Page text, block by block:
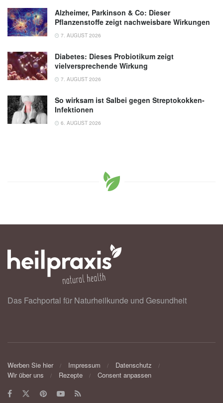
Alzheimer, Parkinson & Co: Dieser
Pflanzenstoffe zeigt nachweisbare Wirkungen
7. AUGUST 2026
Diabetes: Dieses Probiotikum zeigt
vielversprechende Wirkung
7. AUGUST 2026
So wirksam ist Salbei gegen Streptokokken-
Infektionen
6. AUGUST 2026
Das Fachportal für Naturheilkunde und Gesundheit
Werben Sie hier Impressum
Datenschutz
Wir über uns
Rezepte Consent anpassen